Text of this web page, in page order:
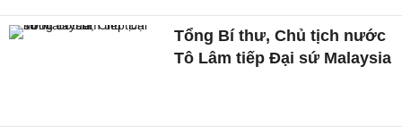
Tổng Bí thư, Chủ tịch nước
Tô Lâm tiếp Đại sứ Malaysia